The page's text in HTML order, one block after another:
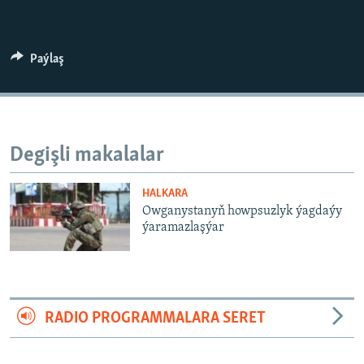
Paýlaş
Degişli makalalar
HALKARA
Owganystanyň howpsuzlyk ýagdaýy
ýaramazlaşýar
RADIO PROGRAMMALARA SERET